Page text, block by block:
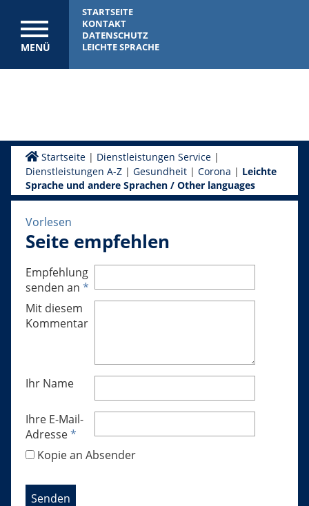
MENÜ
STARTSEITE
KONTAKT
DATENSCHUTZ
LEICHTE SPRACHE
Startseite| Dienstleistungen Service|
Dienstleistungen A-Z| Gesundheit| Corona | Leichte
Sprache und andere Sprachen / Other languages
Vorlesen
Seite empfehlen
Empfehlung
senden an *
Mit diesem
Kommentar
Ihr Name
Ihre E-Mail-
Adresse*
Kopie an Absender